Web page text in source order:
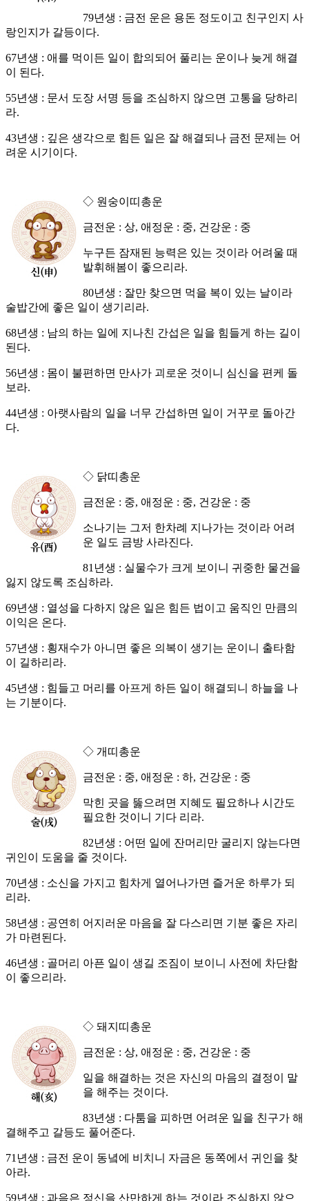
79년생 : 금전 운은 용돈 정도이고 친구인지 사
랑인지가 갈등이다.
67년생 : 애를 먹이든 일이 합의되어 풀리는 운이나 늦게 해결
이 된다.
55년생 : 문서 도장 서명 등을 조심하지 않으면 고통을 당하리
라.
43년생 : 깊은 생각으로 힘든 일은 잘 해결되나 금전 문제는 어
려운 시기이다.
◇ 원숭이띠총운
금전운 : 상, 애정운 : 중, 건강운 : 중
누구든 잠재된 능력은 있는 것이라 어려울 때
발휘해봄이 좋으리라.
80년생 : 잘만 찾으면 먹을 복이 있는 날이라
술밥간에 좋은 일이 생기리라.
68년생 : 남의 하는 일에 지나친 간섭은 일을 힘들게 하는 길이
된다.
56년생 : 몸이 불편하면 만사가 괴로운 것이니 심신을 편케 돌
보라.
44년생 : 아랫사람의 일을 너무 간섭하면 일이 거꾸로 돌아간
다.
◇ 닭띠총운
금전운 : 중, 애정운 : 중, 건강운 : 중
소나기는 그저 한차례 지나가는 것이라 어려
운 일도 금방 사라진다.
81년생 : 실물수가 크게 보이니 귀중한 물건을
잃지 않도록 조심하라.
69년생 : 열성을 다하지 않은 일은 힘든 법이고 움직인 만큼의
이익은 온다.
57년생 : 횡재수가 아니면 좋은 의복이 생기는 운이니 출타함
이 길하리라.
45년생 : 힘들고 머리를 아프게 하든 일이 해결되니 하늘을 나
는 기분이다.
◇ 개띠총운
금전운 : 중, 애정운 : 하, 건강운 : 중
막힌 곳을 뚫으려면 지혜도 필요하나 시간도
필요한 것이니 기다 리라.
82년생 : 어떤 일에 잔머리만 굴리지 않는다면
귀인이 도움을 줄 것이다.
70년생 : 소신을 가지고 힘차게 열어나가면 즐거운 하루가 되
리라.
58년생 : 공연히 어지러운 마음을 잘 다스리면 기분 좋은 자리
가 마련된다.
46년생 : 골머리 아픈 일이 생길 조짐이 보이니 사전에 차단함
이 좋으리라.
◇ 돼지띠총운
금전운 : 상, 애정운 : 중, 건강운 : 중
일을 해결하는 것은 자신의 마음의 결정이 말
을 해주는 것이다.
83년생 : 다툼을 피하면 어려운 일을 친구가 해
결해주고 갈등도 풀어준다.
71년생 : 금전 운이 동녘에 비치니 자금은 동쪽에서 귀인을 찾
아라.
59년생 : 과음은 정신을 산만하게 하는 것이라 조심하지 않으